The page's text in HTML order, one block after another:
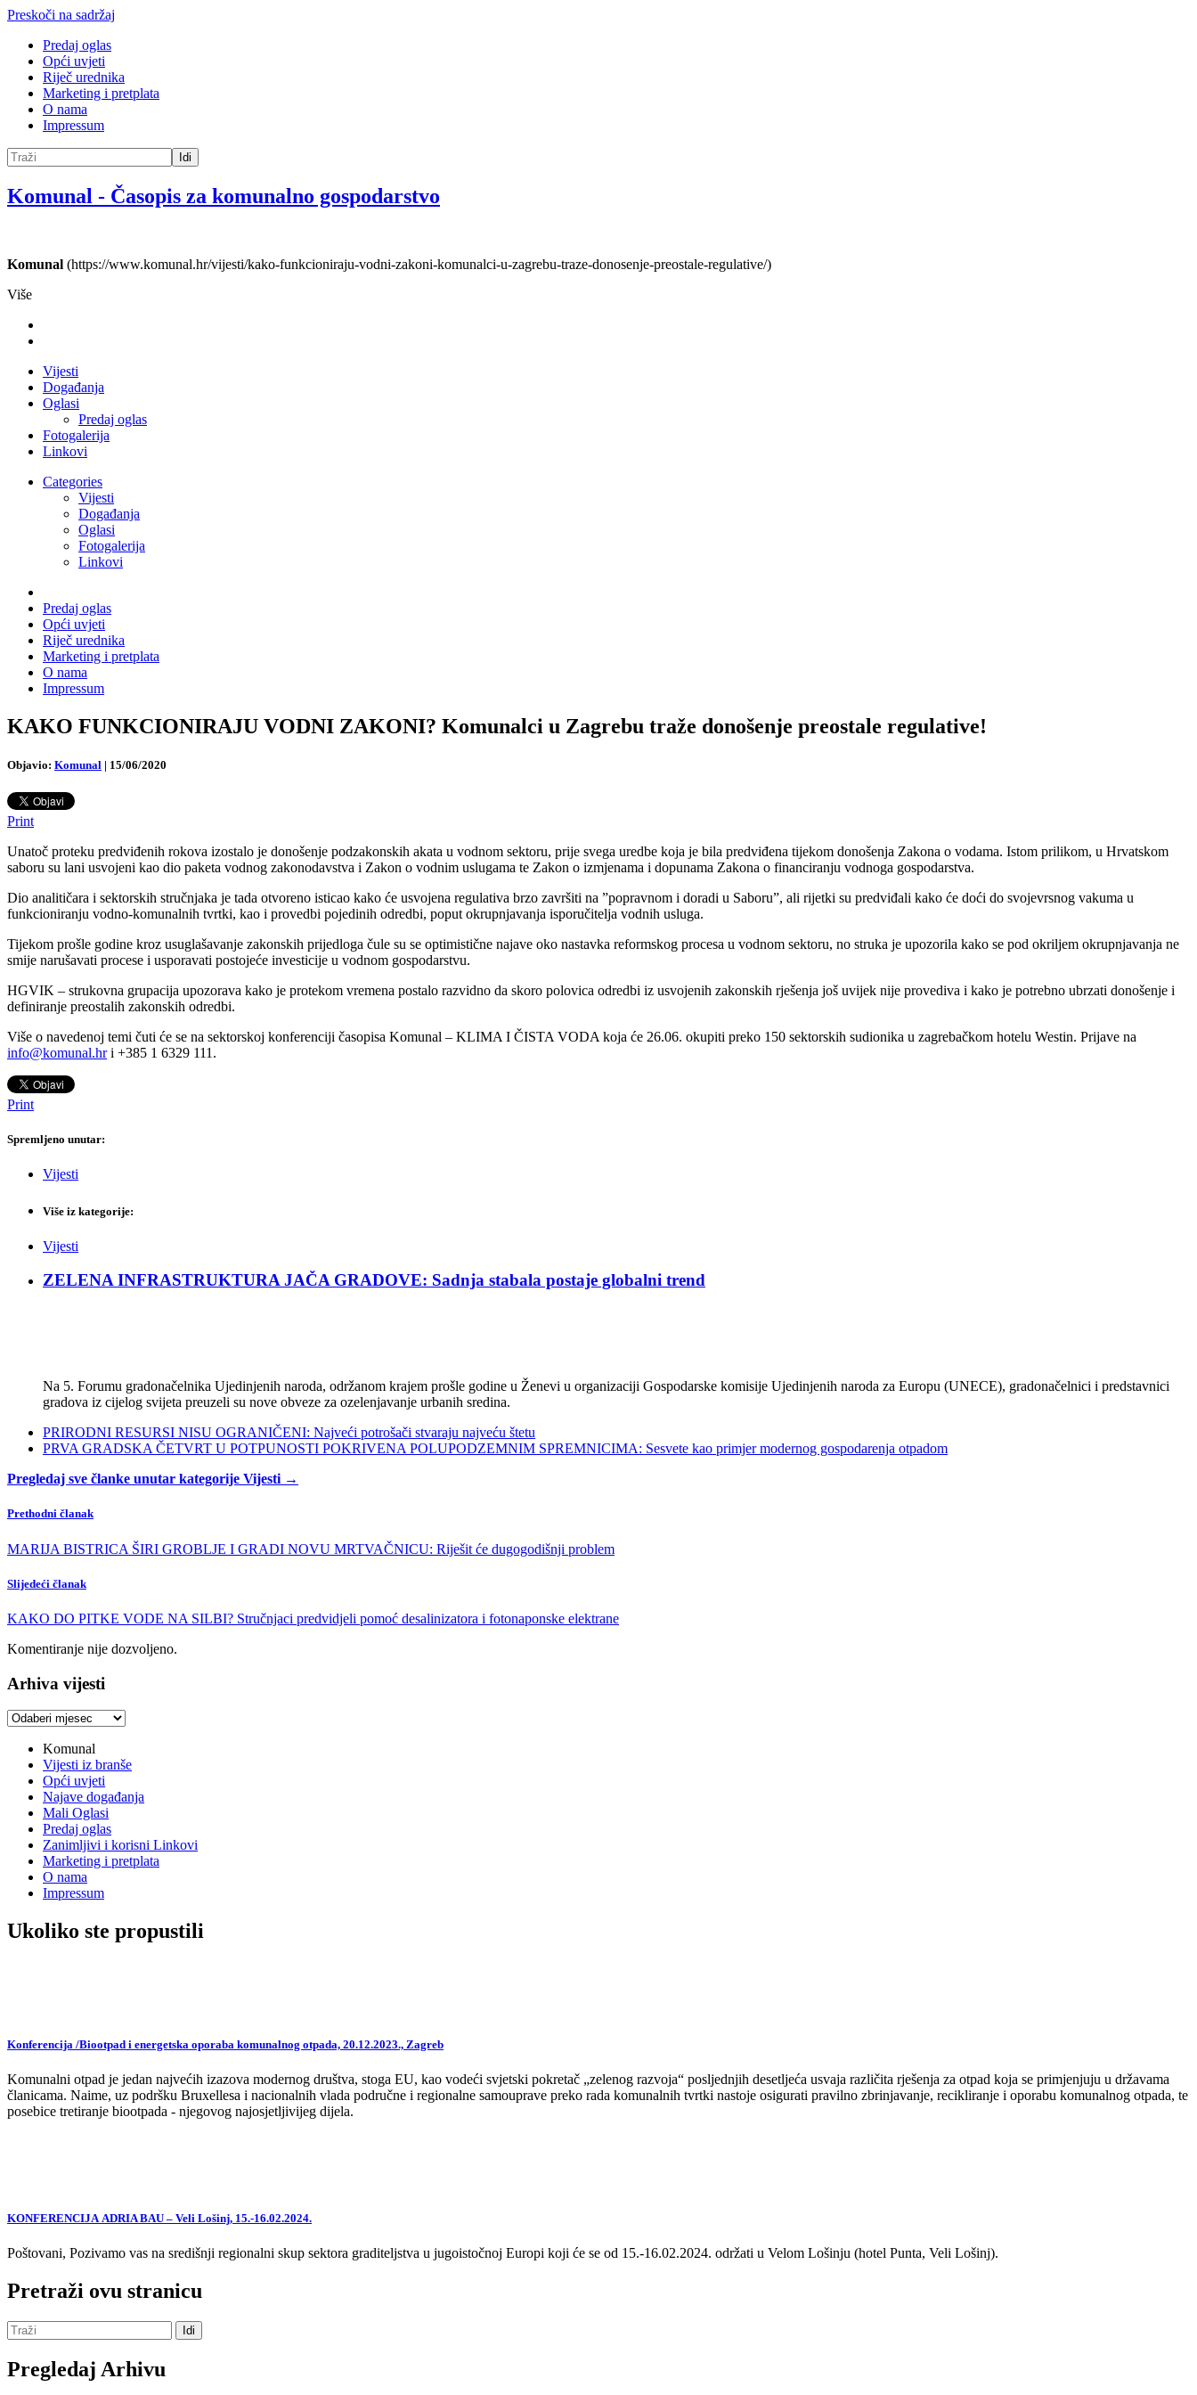
Preskoči na sadržaj
Predaj oglas
Opći uvjeti
Riječ urednika
Marketing i pretplata
O nama
Impressum
Idi
Komunal - Časopis za komunalno gospodarstvo
Komunal (https://www.komunal.hr/vijesti/kako-funkcioniraju-vodni-zakoni-komunalci-u-zagrebu-traze-donosenje-preostale-regulative/)
Više
Vijesti
Događanja
Oglasi
Predaj oglas
Fotogalerija
Linkovi
Categories
Vijesti
Događanja
Oglasi
Fotogalerija
Linkovi
Predaj oglas
Opći uvjeti
Riječ urednika
Marketing i pretplata
O nama
Impressum
KAKO FUNKCIONIRAJU VODNI ZAKONI? Komunalci u Zagrebu traže donošenje preostale regulative!
Objavio: Komunal | 15/06/2020
Print
Unatoč proteku predviđenih rokova izostalo je donošenje podzakonskih akata u vodnom sektoru, prije svega uredbe koja je bila predviđena tijekom donošenja Zakona o vodama. Istom prilikom, u Hrvatskom
saboru su lani usvojeni kao dio paketa vodnog zakonodavstva i Zakon o vodnim uslugama te Zakon o izmjenama i dopunama Zakona o financiranju vodnoga gospodarstva.
Dio analitičara i sektorskih stručnjaka je tada otvoreno isticao kako će usvojena regulativa brzo završiti na ”popravnom i doradi u Saboru”, ali rijetki su predviđali kako će doći do svojevrsnog vakuma u
funkcioniranju vodno-komunalnih tvrtki, kao i provedbi pojedinih odredbi, poput okrupnjavanja isporučitelja vodnih usluga.
Tijekom prošle godine kroz usuglašavanje zakonskih prijedloga čule su se optimistične najave oko nastavka reformskog procesa u vodnom sektoru, no struka je upozorila kako se pod okriljem okrupnjavanja ne
smije narušavati procese i usporavati postojeće investicije u vodnom gospodarstvu.
HGVIK – strukovna grupacija upozorava kako je protekom vremena postalo razvidno da skoro polovica odredbi iz usvojenih zakonskih rješenja još uvijek nije provediva i kako je potrebno ubrzati donošenje i
definiranje preostalih zakonskih odredbi.
Više o navedenoj temi čuti će se na sektorskoj konferenciji časopisa Komunal – KLIMA I ČISTA VODA koja će 26.06. okupiti preko 150 sektorskih sudionika u zagrebačkom hotelu Westin. Prijave na
info@komunal.hri +385 1 6329 111.
Print
Spremljeno unutar:
Vijesti
Više iz kategorije:
Vijesti
ZELENA INFRASTRUKTURA JAČA GRADOVE: Sadnja stabala postaje globalni trend
Na 5. Forumu gradonačelnika Ujedinjenih naroda, održanom krajem prošle godine u Ženevi u organizaciji Gospodarske komisije Ujedinjenih naroda za Europu (UNECE), gradonačelnici i predstavnici
gradova iz cijelog svijeta preuzeli su nove obveze za ozelenjavanje urbanih sredina.
PRIRODNI RESURSI NISU OGRANIČENI: Najveći potrošači stvaraju najveću štetu
PRVA GRADSKA ČETVRT U POTPUNOSTI POKRIVENA POLUPODZEMNIM SPREMNICIMA: Sesvete kao primjer modernog gospodarenja otpadom
Pregledaj sve članke unutar kategorije Vijesti →
Prethodni članak
MARIJA BISTRICA ŠIRI GROBLJE I GRADI NOVU MRTVAČNICU: Riješit će dugogodišnji problem
Slijedeći članak
KAKO DO PITKE VODE NA SILBI? Stručnjaci predvidjeli pomoć desalinizatora i fotonaponske elektrane
Komentiranje nije dozvoljeno.
Arhiva vijesti
Arhiva
Komunal
Vijesti iz branše
Opći uvjeti
Najave događanja
Mali Oglasi
Predaj oglas
Zanimljivi i korisni Linkovi
Marketing i pretplata
O nama
Impressum
Ukoliko ste propustili
Konferencija /Biootpad i energetska oporaba komunalnog otpada, 20.12.2023., Zagreb
Komunalni otpad je jedan najvećih izazova modernog društva, stoga EU, kao vodeći svjetski pokretač „zelenog razvoja“ posljednjih desetljeća usvaja različita rješenja za otpad koja se primjenjuju u državama
članicama. Naime, uz podršku Bruxellesa i nacionalnih vlada područne i regionalne samouprave preko rada komunalnih tvrtki nastoje osigurati pravilno zbrinjavanje, recikliranje i oporabu komunalnog otpada, te
posebice tretiranje biootpada - njegovog najosjetljivijeg dijela.
KONFERENCIJA ADRIA BAU – Veli Lošinj, 15.-16.02.2024.
Poštovani, Pozivamo vas na središnji regionalni skup sektora graditeljstva u jugoistočnoj Europi koji će se od 15.-16.02.2024. održati u Velom Lošinju (hotel Punta, Veli Lošinj).
Pretraži ovu stranicu
Pregledaj Arhivu